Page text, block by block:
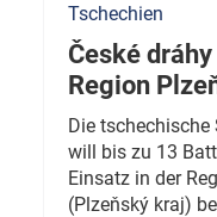
Tschechien
České
Region
Die tschechische
will bis zu 13
Einsatz in der
(Plzeňský kraj)